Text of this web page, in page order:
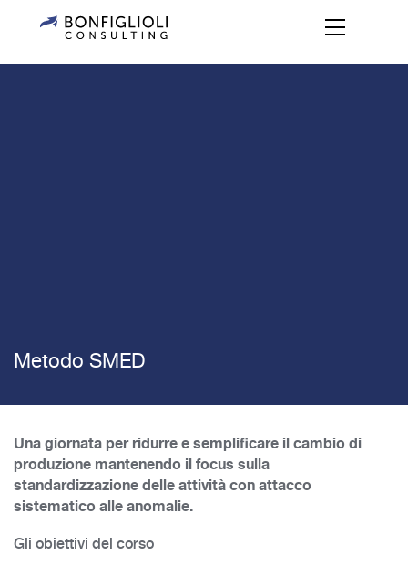
Metodo SMED
Una giornata per ridurre e semplificare il cambio di
produzione mantenendo il focus sulla
standardizzazione delle attività con attacco
sistematico alle anomalie.
Gli obiettivi del corso